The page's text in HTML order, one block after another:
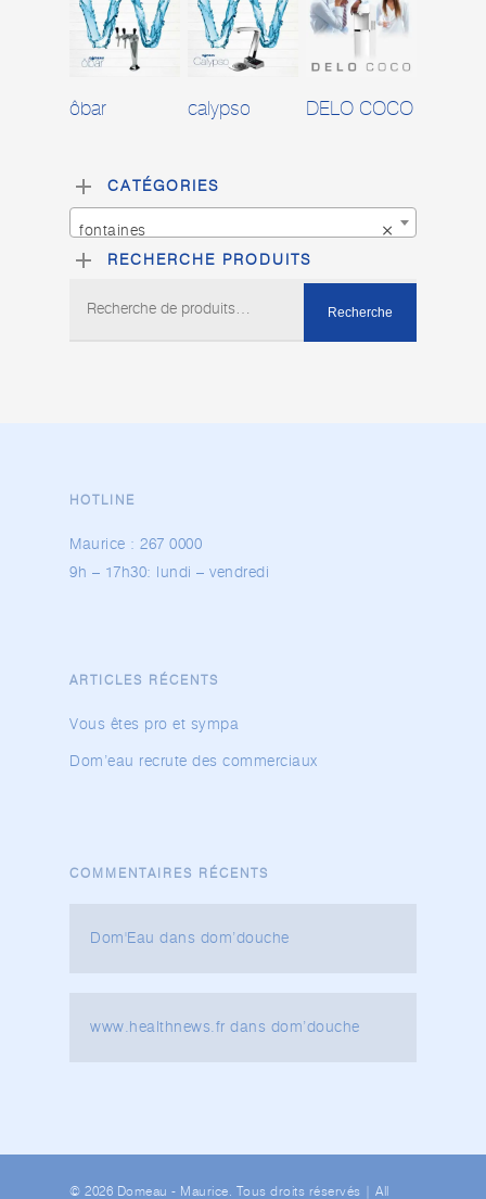
ôbar
Lire La Suite
DELO COCO
Lire La Suite
calypso
CATÉGORIES
×
fontaines
RECHERCHE PRODUITS
Recherche
HOTLINE
Maurice : 267 0000
9h – 17h30: lundi – vendredi
ARTICLES RÉCENTS
Vous êtes pro et sympa
Dom’eau recrute des commerciaux
COMMENTAIRES RÉCENTS
Dom'Eau dans dom’douche
www.healthnews.fr dans dom’douche
© 2026 Domeau - Maurice. Tous droits réservés | All